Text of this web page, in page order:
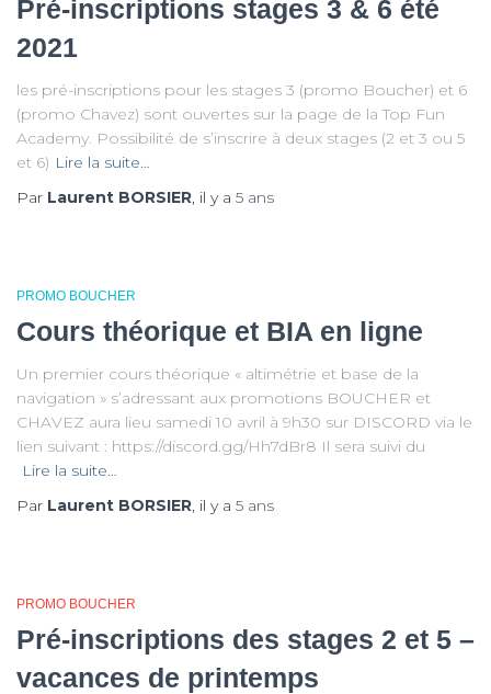
Pré-inscriptions stages 3 & 6 été
2021
les pré-inscriptions pour les stages 3 (promo Boucher) et 6
(promo Chavez) sont ouvertes sur la page de la Top Fun
Academy. Possibilité de s’inscrire à deux stages (2 et 3 ou 5
et 6) Lire la suite…
Par Laurent BORSIER, il y a 5 ans
PROMO BOUCHER
Cours théorique et BIA en ligne
Un premier cours théorique « altimétrie et base de la
navigation » s’adressant aux promotions BOUCHER et
CHAVEZ aura lieu samedi 10 avril à 9h30 sur DISCORD via le
lien suivant : https://discord.gg/Hh7dBr8 Il sera suivi du
Lire la suite…
Par Laurent BORSIER, il y a 5 ans
PROMO BOUCHER
Pré-inscriptions des stages 2 et 5 –
vacances de printemps